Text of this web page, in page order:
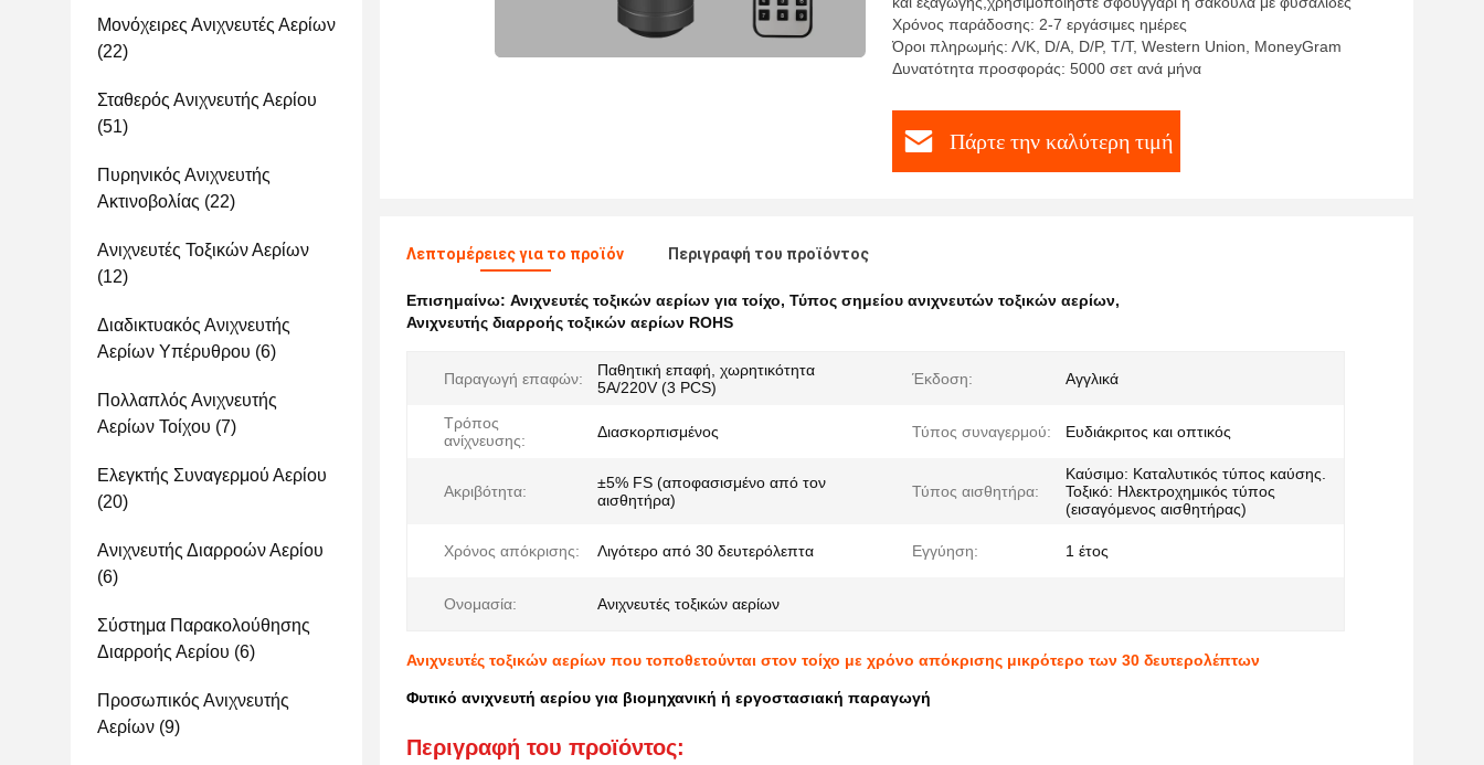
Μονόχειρες Ανιχνευτές Αερίων
(22)
Σταθερός Ανιχνευτής Αερίου
(51)
Πυρηνικός Ανιχνευτής
Ακτινοβολίας (22)
Ανιχνευτές Τοξικών Αερίων
(12)
Διαδικτυακός Ανιχνευτής
Αερίων Υπέρυθρου (6)
Πολλαπλός Ανιχνευτής
Αερίων Τοίχου (7)
Ελεγκτής Συναγερμού Αερίου
(20)
Ανιχνευτής Διαρροών Αερίου
(6)
Σύστημα Παρακολούθησης
Διαρροής Αερίου (6)
Προσωπικός Ανιχνευτής
Αερίων (9)
Χρόνος παράδοσης: 2-7 εργάσιμες ημέρες
Όροι πληρωμής: Λ/Κ, D/A, D/P, T/T, Western Union, MoneyGram
Δυνατότητα προσφοράς: 5000 σετ ανά μήνα
Πάρτε την καλύτερη τιμή
Λεπτομέρειες για το προϊόν Περιγραφή του προϊόντος
Επισημαίνω: Ανιχνευτές τοξικών αερίων για τοίχο, Τύπος σημείου ανιχνευτών τοξικών αερίων,
Ανιχνευτής διαρροής τοξικών αερίων ROHS
Παραγωγή επαφών:
Παθητική επαφή, χωρητικότητα
5A/220V (3 PCS)
Έκδοση: Αγγλικά
Τρόπος
ανίχνευσης:
Διασκορπισμένος Τύπος συναγερμού: Ευδιάκριτος και οπτικός
Ακριβότητα:
±5% FS (αποφασισμένο από τον
αισθητήρα)
Τύπος αισθητήρα:
Καύσιμο: Καταλυτικός τύπος καύσης.
Τοξικό: Ηλεκτροχημικός τύπος
(εισαγόμενος αισθητήρας)
Χρόνος απόκρισης: Λιγότερο από 30 δευτερόλεπτα Εγγύηση: 1 έτος
Ονομασία: Ανιχνευτές τοξικών αερίων
Ανιχνευτές τοξικών αερίων που τοποθετούνται στον τοίχο με χρόνο απόκρισης μικρότερο των 30 δευτερολέπτων
Φυτικό ανιχνευτή αερίου για βιομηχανική ή εργοστασιακή παραγωγή
Περιγραφή του προϊόντος: